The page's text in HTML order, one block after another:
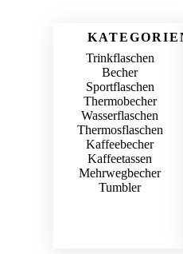
Trinkflaschen
Becher
Sportflaschen
Thermobecher
Wasserflaschen
Thermosflaschen
Kaffeebecher
Kaffeetassen
Mehrwegbecher
Tumbler